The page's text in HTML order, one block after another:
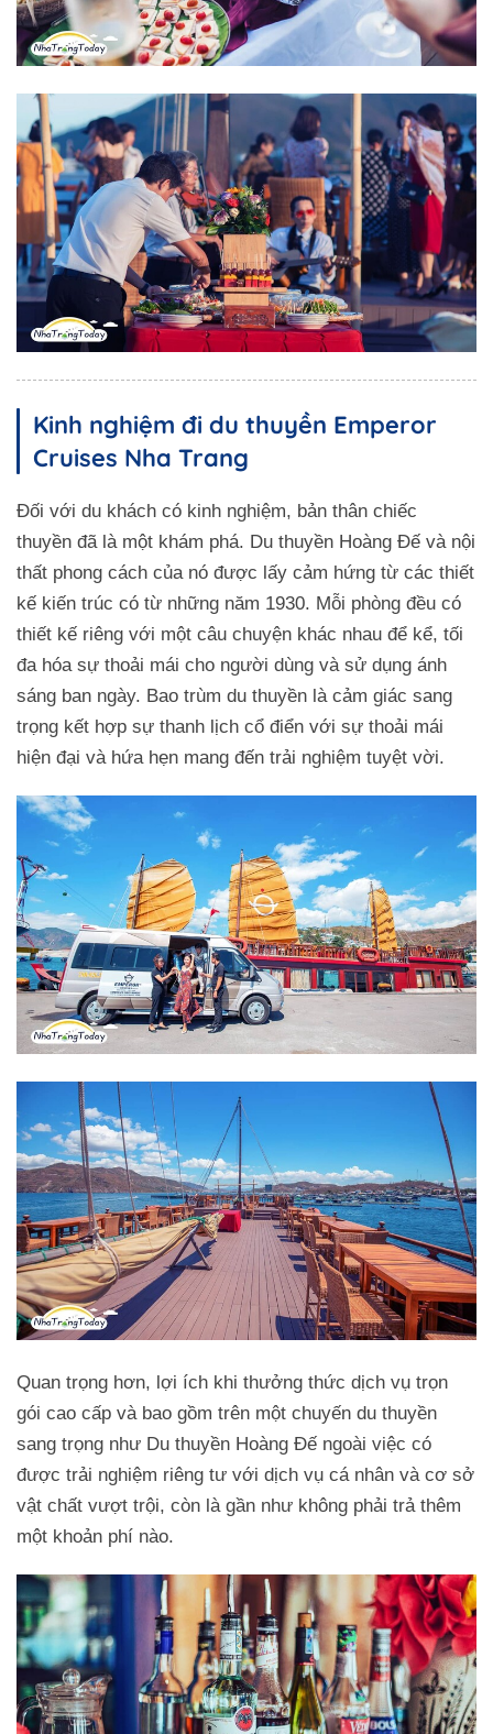
Kinh nghiệm đi du thuyền Emperor
Cruises Nha Trang
Đối với du khách có kinh nghiệm, bản thân chiếc
thuyền đã là một khám phá. Du thuyền Hoàng Đế và nội
thất phong cách của nó được lấy cảm hứng từ các thiết
kế kiến trúc có từ những năm 1930. Mỗi phòng đều có
thiết kế riêng với một câu chuyện khác nhau để kể, tối
đa hóa sự thoải mái cho người dùng và sử dụng ánh
sáng ban ngày. Bao trùm du thuyền là cảm giác sang
trọng kết hợp sự thanh lịch cổ điển với sự thoải mái
hiện đại và hứa hẹn mang đến trải nghiệm tuyệt vời.
Quan trọng hơn, lợi ích khi thưởng thức dịch vụ trọn
gói cao cấp và bao gồm trên một chuyến du thuyền
sang trọng như Du thuyền Hoàng Đế ngoài việc có
được trải nghiệm riêng tư với dịch vụ cá nhân và cơ sở
vật chất vượt trội, còn là gần như không phải trả thêm
một khoản phí nào.